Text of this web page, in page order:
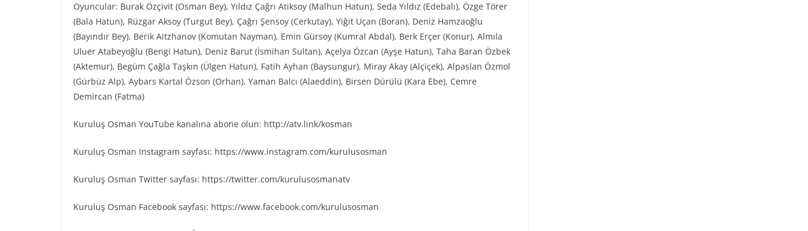
Oyuncular: Burak Özçivit (Osman Bey), Yıldız Çağrı Atiksoy (Malhun Hatun), Seda Yıldız (Edebalı), Özge Törer
(Bala Hatun), Rüzgar Aksoy (Turgut Bey), Çağrı Şensoy (Cerkutay), Yiğit Uçan (Boran), Deniz Hamzaoğlu
(Bayındır Bey), Berik Aitzhanov (Komutan Nayman), Emin Gürsoy (Kumral Abdal), Berk Erçer (Konur), Almıla
Uluer Atabeyoğlu (Bengi Hatun), Deniz Barut (İsmihan Sultan), Açelya Özcan (Ayşe Hatun), Taha Baran Özbek
(Aktemur), Begüm Çağla Taşkın (Ülgen Hatun), Fatih Ayhan (Baysungur), Miray Akay (Alçiçek), Alpaslan Özmol
(Gürbüz Alp), Aybars Kartal Özson (Orhan), Yaman Balcı (Alaeddin), Birsen Dürülü (Kara Ebe), Cemre
Demircan (Fatma)
Kuruluş Osman YouTube kanalına abone olun: http://atv.link/kosman
Kuruluş Osman Instagram sayfası: https://www.instagram.com/kurulusosman
Kuruluş Osman Twitter sayfası: https://twitter.com/kurulusosmanatv
Kuruluş Osman Facebook sayfası: https://www.facebook.com/kurulusosman